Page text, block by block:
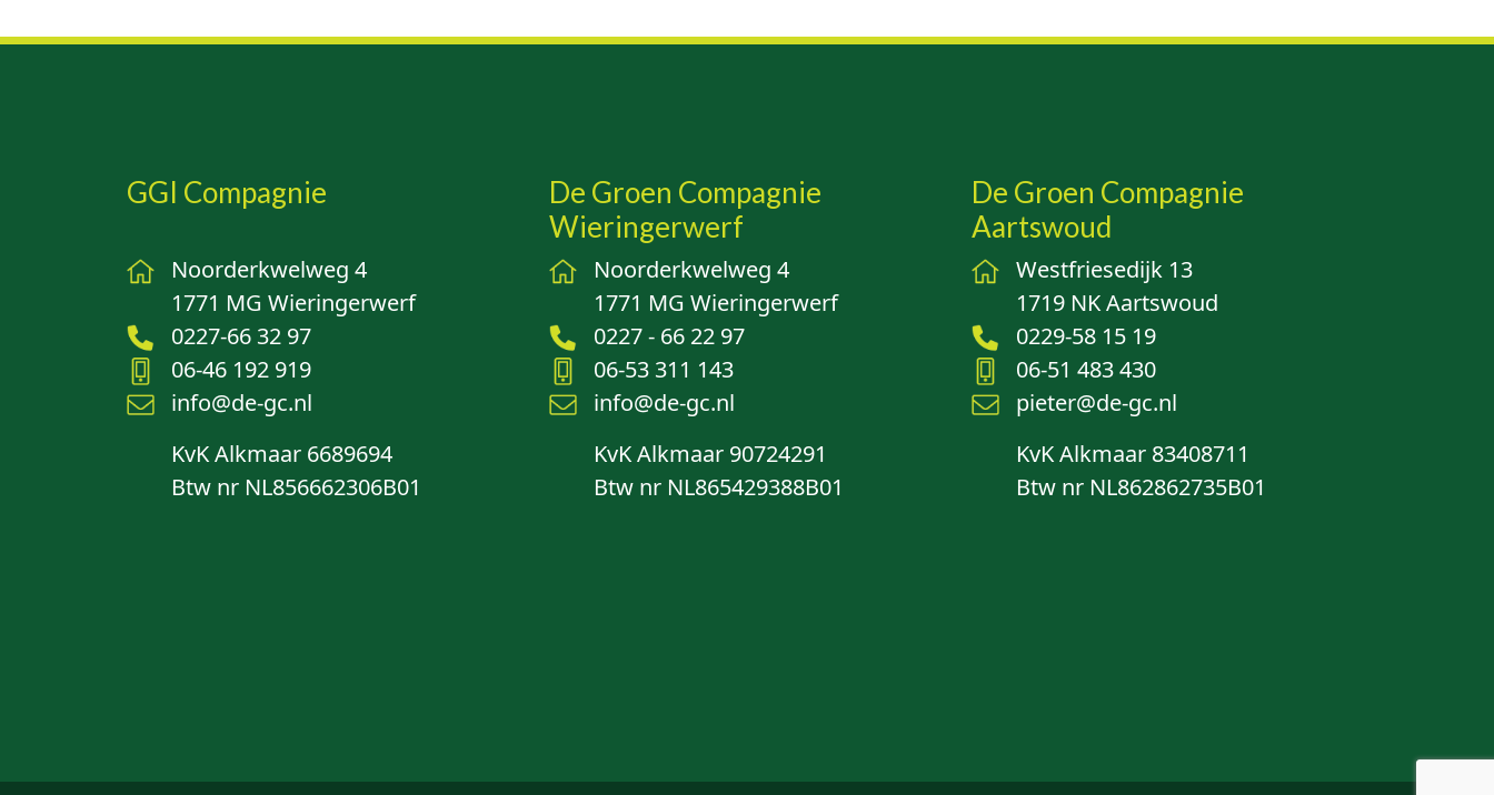
GGI Compagnie
Noorderkwelweg 4
1771 MG Wieringerwerf
0227-66 32 97
06-46 192 919
info@de-gc.nl
KvK Alkmaar 6689694
Btw nr NL856662306B01
De Groen Compagnie
Wieringerwerf
Noorderkwelweg 4
1771 MG Wieringerwerf
0227 - 66 22 97
06-53 311 143
info@de-gc.nl
KvK Alkmaar 90724291
Btw nr NL865429388B01
De Groen Compagnie
Aartswoud
Westfriesedijk 13
1719 NK Aartswoud
0229-58 15 19
06-51 483 430
pieter@de-gc.nl
KvK Alkmaar 83408711
Btw nr NL862862735B01